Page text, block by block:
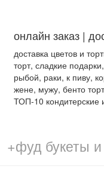
онлайн заказ |
доставка цветов и
торт, сладкие
рыбой, раки, к пиву,
жене, мужу, бенто
ТОП-10 кондитерские
+фуд букеты и